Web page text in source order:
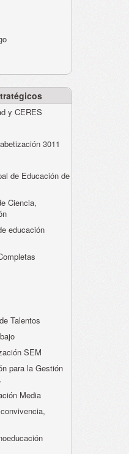
y CERES
3011
de Educación de
Ciencia,
educación
Talentos
SEM
para la Gestión
Media